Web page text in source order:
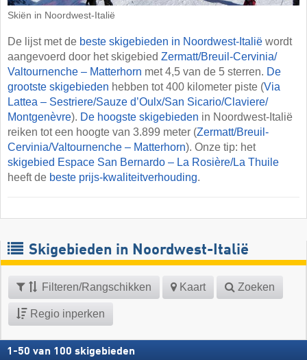
Skiën in Noordwest-Italië
De lijst met de beste skigebieden in Noordwest-Italië wordt
aangevoerd door het skigebied Zermatt/​Breuil-Cervinia/​
Valtournenche – Matterhorn met 4,5 van de 5 sterren. De
grootste skigebieden hebben tot 400 kilometer piste (Via
Lattea – Sestriere/​Sauze d’Oulx/​San Sicario/​Claviere/​
Montgenèvre). De hoogste skigebieden in Noordwest-Italië
reiken tot een hoogte van 3.899 meter (Zermatt/​Breuil-
Cervinia/​Valtournenche – Matterhorn). Onze tip: het
skigebied Espace San Bernardo – La Rosière/​La Thuile
heeft de beste prijs-kwaliteitverhouding.
Skigebieden in Noordwest-Italië
Filteren/Rangschikken Kaart Zoeken
Regio inperken
1 -50 van 100 skigebieden